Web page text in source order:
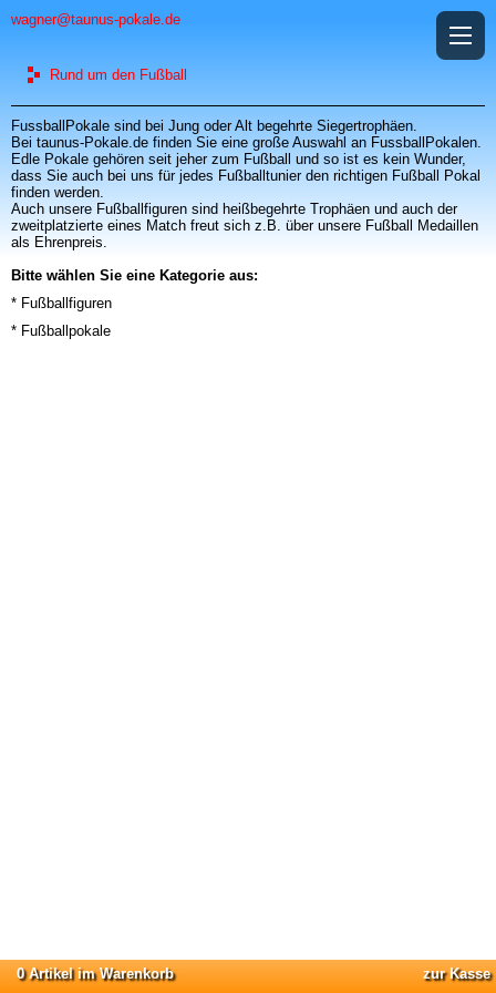
wagner@taunus-pokale.de
Rund um den Fußball
Fussball Pokale sind bei Jung oder Alt begehrte Siegertrophäen.
Bei taunus-Pokale.de finden Sie eine große Auswahl an Fussball Pokalen.
Edle Pokale gehören seit jeher zum Fußball und so ist es kein Wunder,
dass Sie auch bei uns für jedes Fußballtunier den richtigen Fußball Pokal
finden werden.
Auch unsere Fußballfiguren sind heißbegehrte Trophäen und auch der
zweitplatzierte eines Match freut sich z.B. über unsere Fußball
Medaillen
als Ehrenpreis.
Bitte wählen Sie eine Kategorie aus:
* Fußballfiguren
* Fußballpokale
0 Artikel im Warenkorb zur Kasse